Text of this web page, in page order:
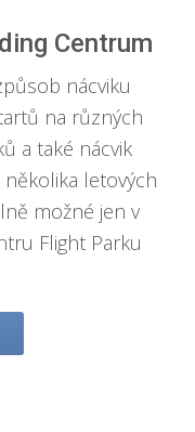
Centrum
nácviku
na různých
a také nácvik
letových
možné jen v
Flight Parku